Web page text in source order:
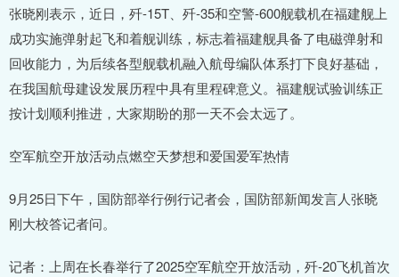
张晓刚表示，近日，歼-15T、歼-35和空警-600舰载机在福建舰上
成功实施弹射起飞和着舰训练，标志着福建舰具备了电磁弹射和
回收能力，为后续各型舰载机融入航母编队体系打下良好基础，
在我国航母建设发展历程中具有里程碑意义。福建舰试验训练正
按计划顺利推进，大家期盼的那一天不会太远了。
空军航空开放活动点燃空天梦想和爱国爱军热情
9月25日下午，国防部举行例行记者会，国防部新闻发言人张晓
刚大校答记者问。
记者：上周在长春举行了2025空军航空开放活动，歼-20飞机首次